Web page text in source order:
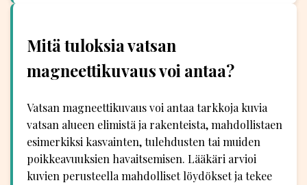
Mitä tuloksia vatsan
magneettikuvaus voi antaa?
Vatsan magneettikuvaus voi antaa tarkkoja kuvia
vatsan alueen elimistä ja rakenteista, mahdollistaen
esimerkiksi kasvainten, tulehdusten tai muiden
poikkeavuuksien havaitsemisen. Lääkäri arvioi
kuvien perusteella mahdolliset löydökset ja tekee